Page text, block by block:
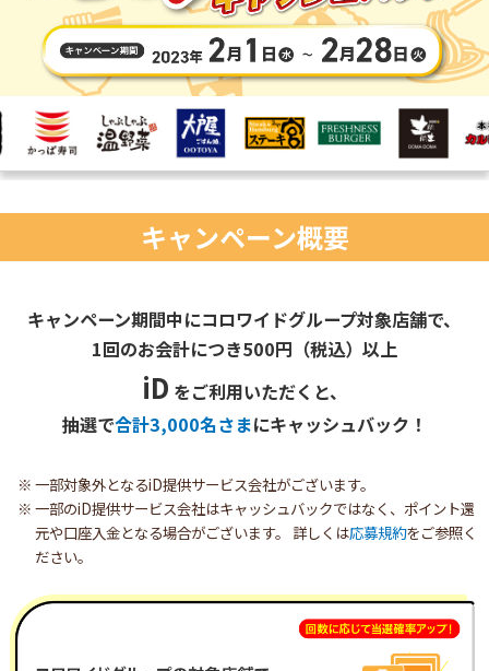
キャンペーン概要
キャンペーン期間中にコロワイドグループ対象店舗で、
1回のお会計につき500円（税込）以上
iD をご利用いただくと、
抽選で合計3,000名さまにキャッシュバック！
一部対象外となるiD提供サービス会社がございます。
一部のiD提供サービス会社はキャッシュバックではなく、ポイント還
元や口座入金となる場合がございます。 詳しくは応募規約をご参照く
ださい。